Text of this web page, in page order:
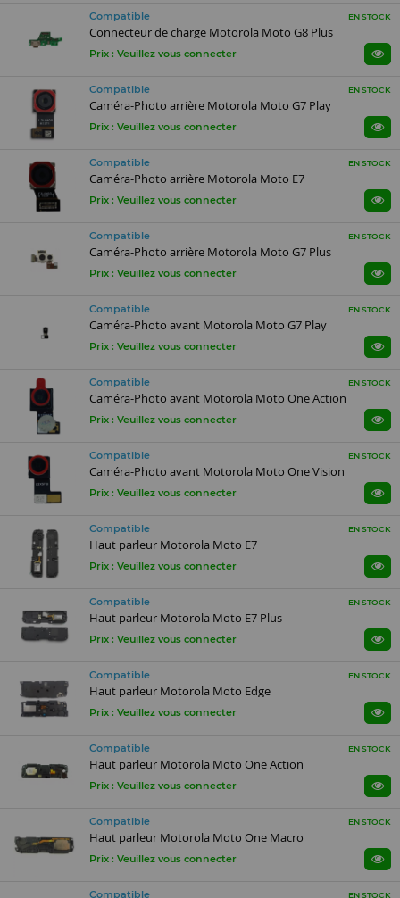
Compatible EN STOCK
Connecteur de charge Motorola Moto G8 Plus
Prix : Veuillez vous connecter
Compatible EN STOCK
Caméra-Photo arrière Motorola Moto G7 Play
Prix : Veuillez vous connecter
Compatible EN STOCK
Caméra-Photo arrière Motorola Moto E7
Prix : Veuillez vous connecter
Compatible EN STOCK
Caméra-Photo arrière Motorola Moto G7 Plus
Prix : Veuillez vous connecter
Compatible EN STOCK
Caméra-Photo avant Motorola Moto G7 Play
Prix : Veuillez vous connecter
Compatible EN STOCK
Caméra-Photo avant Motorola Moto One Action
Prix : Veuillez vous connecter
Compatible EN STOCK
Caméra-Photo avant Motorola Moto One Vision
Prix : Veuillez vous connecter
Compatible EN STOCK
Haut parleur Motorola Moto E7
Prix : Veuillez vous connecter
Compatible EN STOCK
Haut parleur Motorola Moto E7 Plus
Prix : Veuillez vous connecter
Compatible EN STOCK
Haut parleur Motorola Moto Edge
Prix : Veuillez vous connecter
Compatible EN STOCK
Haut parleur Motorola Moto One Action
Prix : Veuillez vous connecter
Compatible EN STOCK
Haut parleur Motorola Moto One Macro
Prix : Veuillez vous connecter
Compatible EN STOCK